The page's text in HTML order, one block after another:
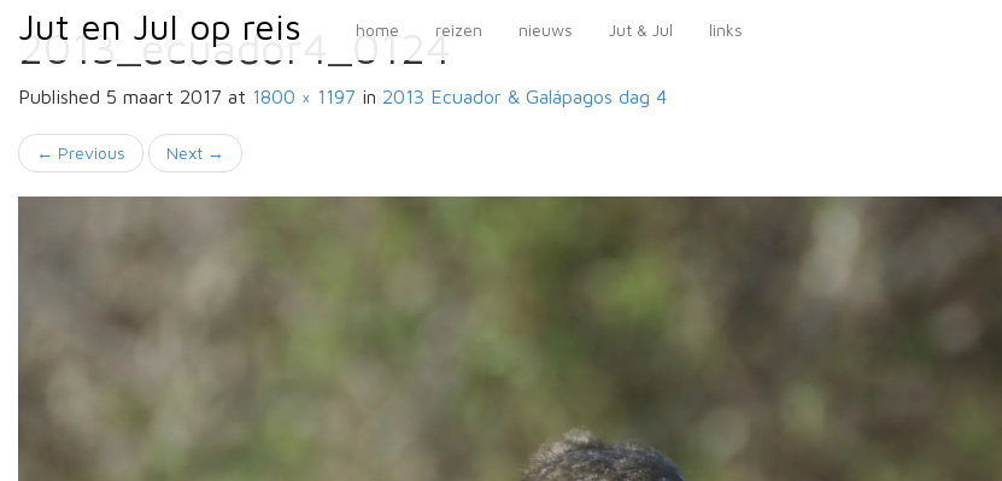
Jut en Jul op reis
Primary
Menu
content
Jut en Jul op reis
home reizen nieuws Jut & Jul links
2013_ecuador4_0124
Published 5 maart 2017 at 1800 × 1197 in 2013 Ecuador & Galápagos dag 4
← Previous Next →